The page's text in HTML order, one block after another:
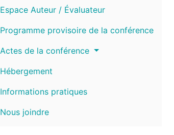
Espace Auteur / Évaluateur
Programme provisoire de la conférence
Actes de la conférence
Hébergement
Informations pratiques
Nous joindre